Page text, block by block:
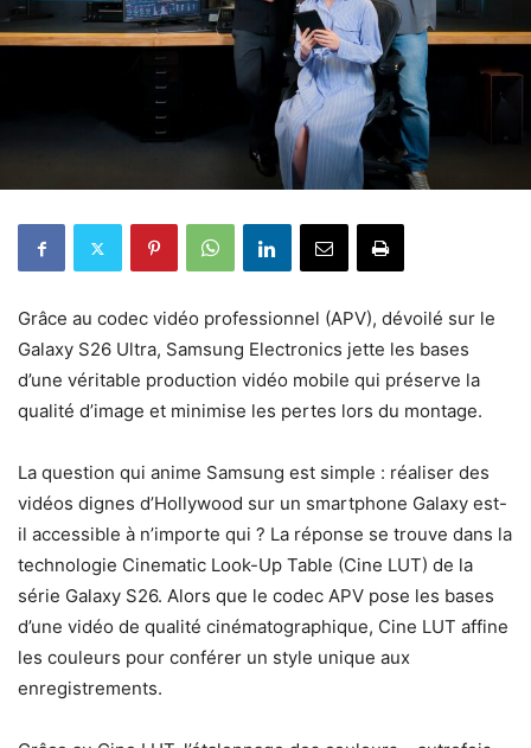
Grâce au codec vidéo professionnel (APV), dévoilé sur le
Galaxy S26 Ultra, Samsung Electronics jette les bases
d’une véritable production vidéo mobile qui préserve la
qualité d’image et minimise les pertes lors du montage.
La question qui anime Samsung est simple : réaliser des
vidéos dignes d’Hollywood sur un smartphone Galaxy est-
il accessible à n’importe qui ? La réponse se trouve dans la
technologie Cinematic Look-Up Table (Cine LUT) de la
série Galaxy S26. Alors que le codec APV pose les bases
d’une vidéo de qualité cinématographique, Cine LUT affine
les couleurs pour conférer un style unique aux
enregistrements.